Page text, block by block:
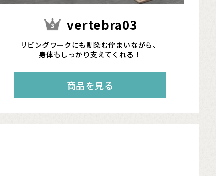
vertebra03
リビングワークにも馴染む佇まいながら、
身体もしっかり支えてくれる！
商品を見る